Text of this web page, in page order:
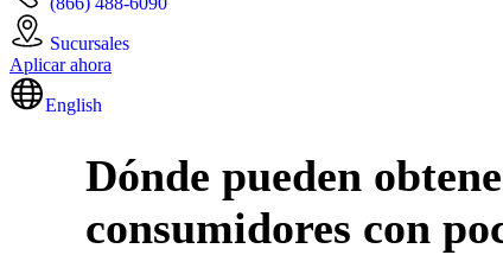
Sucursales
Aplicar ahora
English
Dónde pueden
consumidores con